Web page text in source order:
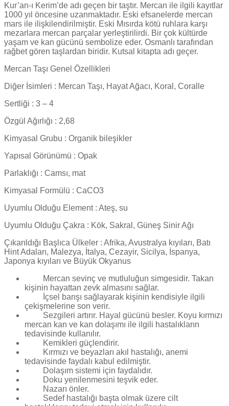
Kur’an-ı Kerim’de adı geçen bir taştır. Mercan ile ilgili kayıtlar
1000 yıl öncesine uzanmaktadır. Eski efsanelerde mercan
mars ile ilişkilendirilmiştir. Eski Mısırda kötü ruhlara karşı
mezarlara mercan parçalar yerleştirilirdi. Bir çok kültürde
yaşam ve kan gücünü sembolize eder. Osmanlı tarafından
rağbet gören taşlardan biridir. Kutsal kitapta adı geçer.
Mercan Taşı Genel Özellikleri
Diğer İsimleri : Mercan Taşı, Hayat Ağacı, Koral, Coralle
Sertliği : 3 – 4
Özgül Ağırlığı : 2,68
Kimyasal Grubu : Organik bileşikler
Yapısal Görünümü : Opak
Parlaklığı : Camsı, mat
Kimyasal Formülü : CaCO3
Uyumlu Olduğu Element : Ateş, su
Uyumlu Olduğu Çakra : Kök, Sakral, Güneş Sinir Ağı
Çıkarıldığı Başlıca Ülkeler : Afrika, Avustralya kıyıları, Batı
Hint Adaları, Malezya, İtalya, Cezayir, Sicilya, İspanya,
Japonya kıyıları ve Büyük Okyanus
Mercan sevinç ve mutluluğun simgesidir. Takan
kişinin hayattan zevk almasını sağlar.
İçsel barışı sağlayarak kişinin kendisiyle ilgili
çekişmelerine son verir.
Sezgileri artırır. Hayal gücünü besler. Koyu kırmızı
mercan kan ve kan dolaşımı ile ilgili hastalıkların
tedavisinde kullanılır.
Kemikleri güçlendirir.
Kırmızı ve beyazları akıl hastalığı, anemi
tedavisinde faydalı kabul edilmiştir.
Dolaşım sistemi için faydalıdır.
Doku yenilenmesini teşvik eder.
Nazarı önler.
Sedef hastalığı başta olmak üzere cilt